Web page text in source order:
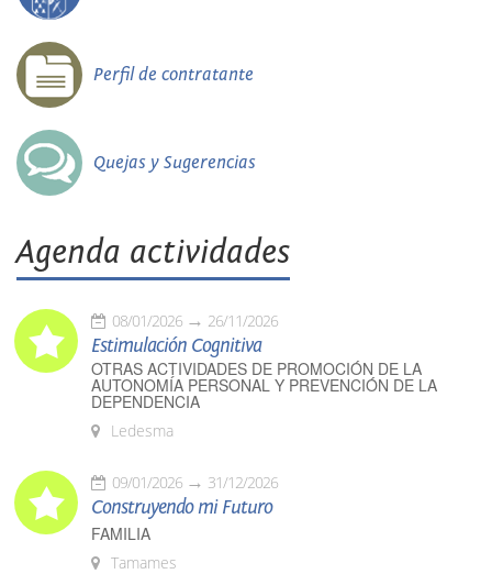
Perfil de contratante
Quejas y Sugerencias
Agenda actividades
08/01/2026 26/11/2026
Estimulación Cognitiva
OTRAS ACTIVIDADES DE PROMOCIÓN DE LA
AUTONOMÍA PERSONAL Y PREVENCIÓN DE LA
DEPENDENCIA
Ledesma
09/01/2026 31/12/2026
Construyendo mi Futuro
FAMILIA
Tamames